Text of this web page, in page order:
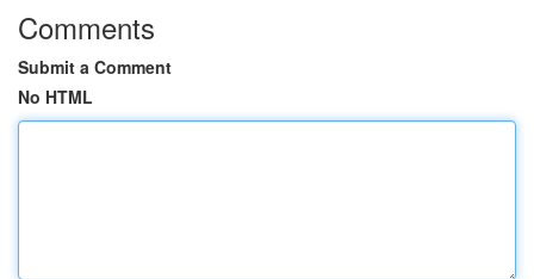
Comments
Submit a Comment
No HTML